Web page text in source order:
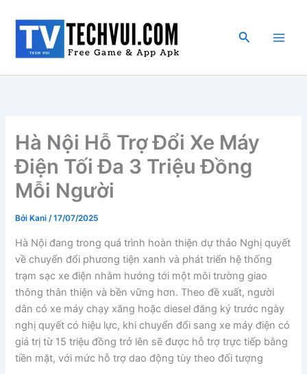
dung
Tìm
Hà Nội Hỗ Trợ Đổi Xe Máy
Điện Tối Đa 3 Triệu Đồng
Mỗi Người
Bởi Kani/17/07/2025
Hà Nội đang trong quá trình hoàn thiện dự thảo Nghị quyết
về chuyển đổi phương tiện xanh và phát triển hệ thống
trạm sạc xe điện nhằm hướng tới một môi trường giao
thông thân thiện và bền vững hơn. Theo đề xuất, người
dân có xe máy chạy xăng hoặc diesel đăng ký trước ngày
nghị quyết có hiệu lực, khi chuyển đổi sang xe máy điện có
giá trị từ 15 triệu đồng trở lên sẽ được hỗ trợ trực tiếp bằng
tiền mặt, với mức hỗ trợ dao động tùy theo đối tượng